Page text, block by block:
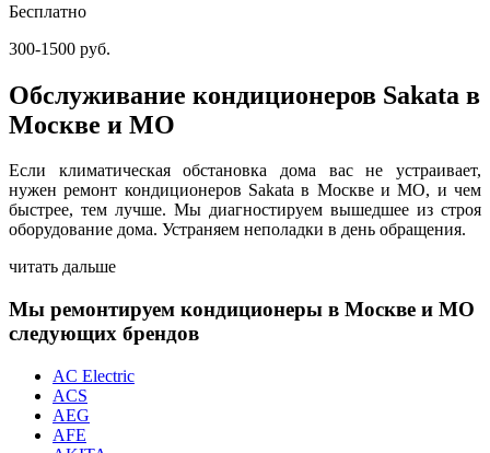
Бесплатно
300-1500 руб.
Обслуживание кондиционеров Sakata в
Москве и МО
Если климатическая обстановка дома вас не устраивает,
нужен ремонт кондиционеров Sakata в Москве и МО, и чем
быстрее, тем лучше. Мы диагностируем вышедшее из строя
оборудование дома. Устраняем неполадки в день обращения.
читать дальше
Мы ремонтируем кондиционеры в Москве и МО
следующих брендов
AC Electric
ACS
AEG
AFE